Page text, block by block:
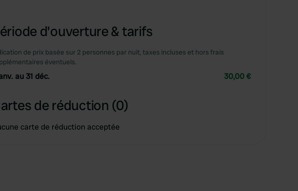
d'ouverture & tarifs
de prix basée sur 2 personnes par nuit, taxes incluses et hors frais
éventuels.
au 31 déc. 30,00 €
de réduction (0)
carte de réduction acceptée